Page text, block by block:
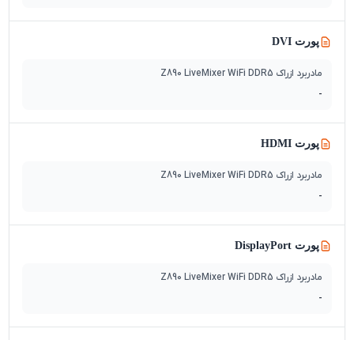
پورت DVI
مادربرد ازراک Z890 LiveMixer WiFi DDR5
-
پورت HDMI
مادربرد ازراک Z890 LiveMixer WiFi DDR5
-
پورت DisplayPort
مادربرد ازراک Z890 LiveMixer WiFi DDR5
-